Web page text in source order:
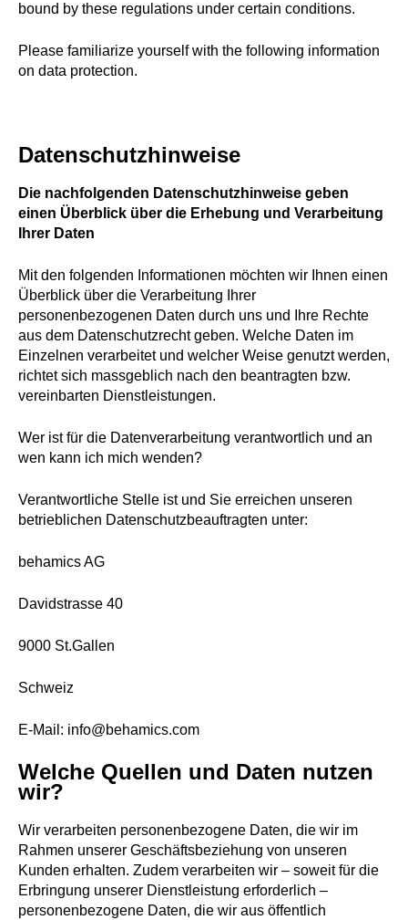
bound by these regulations under certain conditions.
Please familiarize yourself with the following information
on data protection.
Datenschutzhinweise
Die nachfolgenden Datenschutzhinweise geben
einen Überblick über die Erhebung und Verarbeitung
Ihrer Daten
Mit den folgenden Informationen möchten wir Ihnen einen
Überblick über die Verarbeitung Ihrer
personenbezogenen Daten durch uns und Ihre Rechte
aus dem Datenschutzrecht geben. Welche Daten im
Einzelnen verarbeitet und welcher Weise genutzt werden,
richtet sich massgeblich nach den beantragten bzw.
vereinbarten Dienstleistungen.
Wer ist für die Datenverarbeitung verantwortlich und an
wen kann ich mich wenden?
Verantwortliche Stelle ist und Sie erreichen unseren
betrieblichen Datenschutzbeauftragten unter:
behamics AG
Davidstrasse 40
9000 St.Gallen
Schweiz
E-Mail: info@behamics.com
Welche Quellen und Daten nutzen
wir?
Wir verarbeiten personenbezogene Daten, die wir im
Rahmen unserer Geschäftsbeziehung von unseren
Kunden erhalten. Zudem verarbeiten wir – soweit für die
Erbringung unserer Dienstleistung erforderlich –
personenbezogene Daten, die wir aus öffentlich